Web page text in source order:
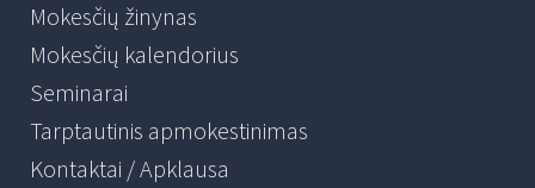
Mokesčių žinynas
Mokesčių kalendorius
Seminarai
Tarptautinis apmokestinimas
Kontaktai / Apklausa